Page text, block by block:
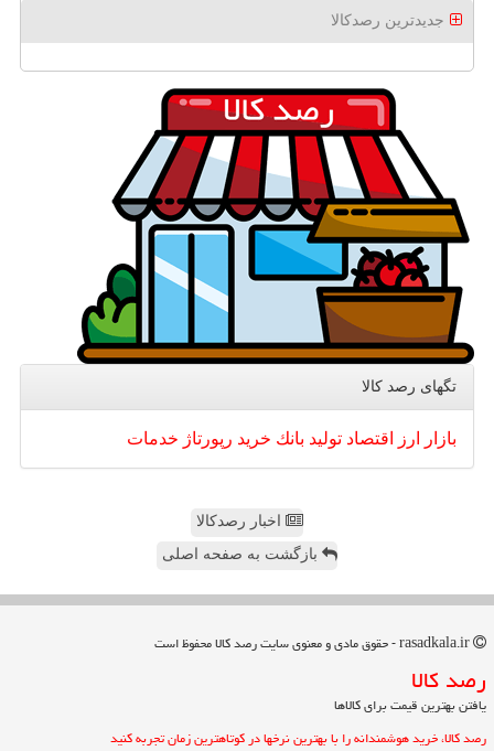
جدیدترین رصدکالا
تگهای رصد كالا
بازار ارز اقتصاد تولید بانك خرید رپورتاژ خدمات
اخبار رصدکالا
بازگشت به صفحه اصلی
رصد كالا
یافتن بهترین قیمت برای کالاها
رصد کالا، خرید هوشمندانه را با بهترین نرخها در کوتاهترین زمان تجربه کنید